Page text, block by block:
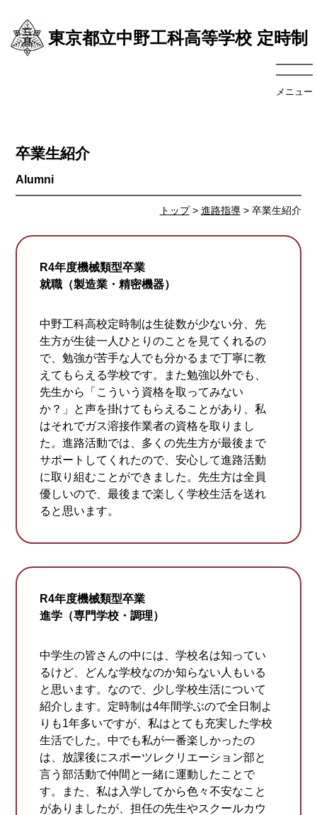
東京都立中野工科高等学校 定時制
メニュー
トップ> 進路指導> 卒業生紹介
卒業生紹介
R4年度機械類型卒業
就職（製造業・精密機器）
中野工科高校定時制は生徒数が少ない分、先
生方が生徒一人ひとりのことを見てくれるの
で、勉強が苦手な人でも分かるまで丁寧に教
えてもらえる学校です。また勉強以外でも、
先生から「こういう資格を取ってみない
か？」と声を掛けてもらえることがあり、私
はそれでガス溶接作業者の資格を取りまし
た。進路活動では、多くの先生方が最後まで
サポートしてくれたので、安心して進路活動
に取り組むことができました。先生方は全員
優しいので、最後まで楽しく学校生活を送れ
ると思います。
R4年度機械類型卒業
進学（専門学校・調理）
中学生の皆さんの中には、学校名は知ってい
るけど、どんな学校なのか知らない人もいる
と思います。なので、少し学校生活について
紹介します。定時制は4年間学ぶので全日制よ
りも1年多いですが、私はとても充実した学校
生活でした。中でも私が一番楽しかったの
は、放課後にスポーツレクリエーション部と
言う部活動で仲間と一緒に運動したことで
す。また、私は入学してから色々不安なこと
がありましたが、担任の先生やスクールカウ